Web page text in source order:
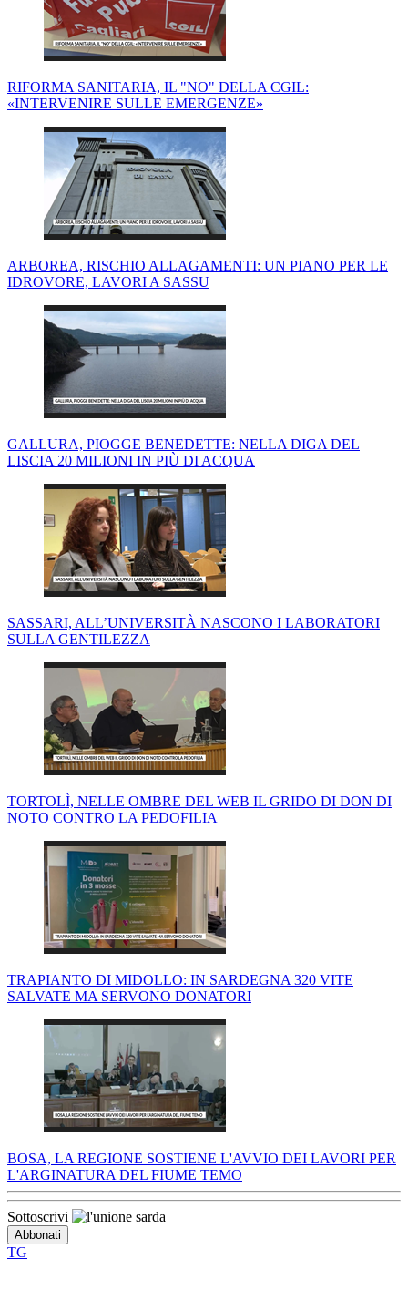
RIFORMA SANITARIA, IL "NO" DELLA CGIL:
«INTERVENIRE SULLE EMERGENZE»
ARBOREA, RISCHIO ALLAGAMENTI: UN PIANO PER LE
IDROVORE, LAVORI A SASSU
GALLURA, PIOGGE BENEDETTE: NELLA DIGA DEL
LISCIA 20 MILIONI IN PIÙ DI ACQUA
SASSARI, ALL’UNIVERSITÀ NASCONO I LABORATORI
SULLA GENTILEZZA
TORTOLÌ, NELLE OMBRE DEL WEB IL GRIDO DI DON DI
NOTO CONTRO LA PEDOFILIA
TRAPIANTO DI MIDOLLO: IN SARDEGNA 320 VITE
SALVATE MA SERVONO DONATORI
BOSA, LA REGIONE SOSTIENE L'AVVIO DEI LAVORI PER
L'ARGINATURA DEL FIUME TEMO
Sottoscrivi
TG